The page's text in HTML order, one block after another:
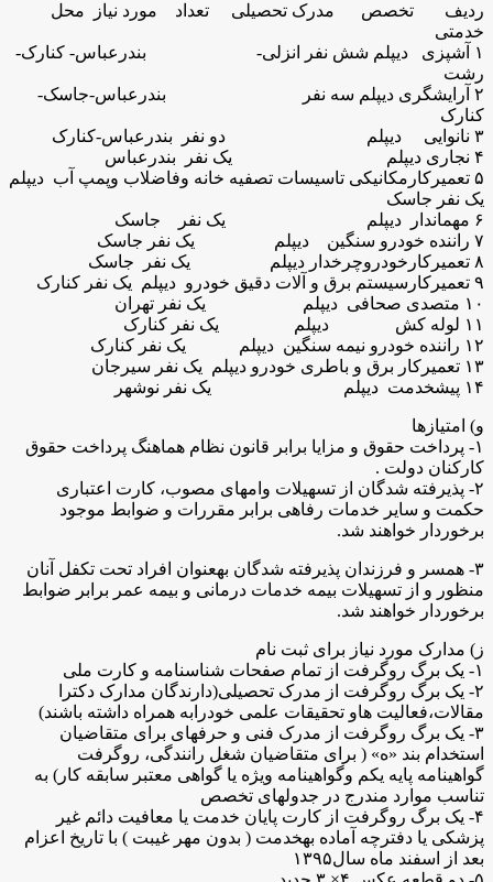
ردیف تخصص مدرک تحصیلی تعداد مورد نیاز محل
خدمتی
۱ آشپزی دیپلم شش نفر انزلی- بندرعباس- کنارک-
رشت
۲ آرایشگری دیپلم سه نفر بندرعباس-جاسک-
کنارک
۳ نانوایی دیپلم دو نفر بندرعباس-کنارک
۴ نجاری دیپلم یک نفر بندرعباس
۵ تعمیرکارمکانیکی تاسیسات تصفیه خانه وفاضلاب وپمپ آب دیپلم
یک نفر جاسک
۶ مهماندار دیپلم یک نفر جاسک
۷ راننده خودرو سنگین دیپلم یک نفر جاسک
۸ تعمیرکارخودروچرخدار دیپلم یک نفر جاسک
۹ تعمیرکارسیستم برق و آلات دقیق خودرو دیپلم یک نفر کنارک
۱۰ متصدی صحافی دیپلم یک نفر تهران
۱۱ لوله کش دیپلم یک نفر کنارک
۱۲ راننده خودرو نیمه سنگین دیپلم یک نفر کنارک
۱۳ تعمیرکار برق و باطری خودرو دیپلم یک نفر سیرجان
۱۴ پیشخدمت دیپلم یک نفر نوشهر
و) امتیازها
۱- پرداخت حقوق و مزایا برابر قانون نظام هماهنگ پرداخت حقوق
کارکنان دولت .
۲- پذیرفته شدگان از تسهیلات وامهای مصوب، کارت اعتباری
حکمت و سایر خدمات رفاهی برابر مقررات و ضوابط موجود
برخوردار خواهند شد.
۳- همسر و فرزندان پذیرفته شدگان بهعنوان افراد تحت تکفل آنان
منظور و از تسهیلات بیمه خدمات درمانی و بیمه عمر برابر ضوابط
برخوردار خواهند شد.
ز) مدارک مورد نیاز برای ثبت نام
۱- یک برگ روگرفت از تمام صفحات شناسنامه و کارت ملی
۲- یک برگ روگرفت از مدرک تحصیلی(دارندگان مدارک دکترا
مقالات،فعالیت هاو تحقیقات علمی خودرابه همراه داشته باشند)
۳- یک برگ روگرفت از مدرک فنی و حرفهای برای متقاضیان
استخدام بند «ه» ( برای متقاضیان شغل رانندگی، روگرفت
گواهینامه پایه یکم وگواهینامه ویژه یا گواهی معتبر سابقه کار) به
تناسب موارد مندرج در جدولهای تخصص
۴- یک برگ روگرفت از کارت پایان خدمت یا معافیت دائم غیر
پزشکی یا دفترچه آماده بهخدمت ( بدون مهر غیبت ) با تاریخ اعزام
بعد از اسفند ماه سال۱۳۹۵